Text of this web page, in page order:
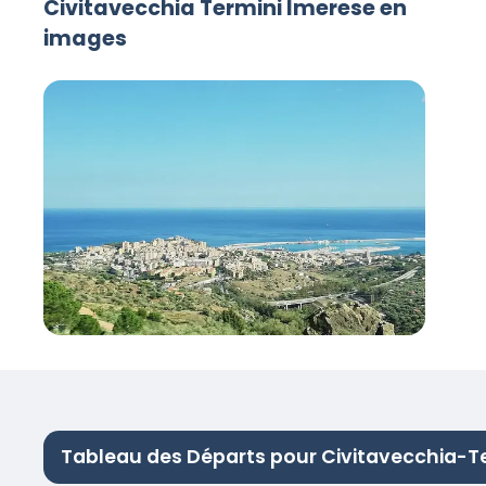
Civitavecchia Termini Imerese en
images
Tableau des Départs pour Civitavecchia-